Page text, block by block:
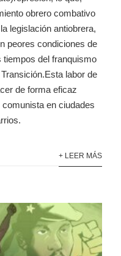
obrero combativo
legislación antiobrera,
peores condiciones de
tiempos del franquismo
labor de
de forma eficaz
en ciudades
+ LEER MÁS